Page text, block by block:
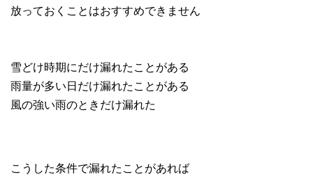
放っておくことはおすすめできません
雪どけ時期にだけ漏れたことがある
雨量が多い日だけ漏れたことがある
風の強い雨のときだけ漏れた
こうした条件で漏れたことがあれば